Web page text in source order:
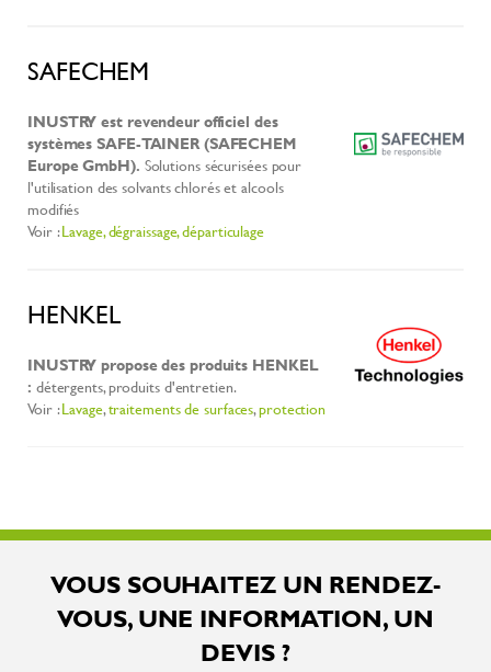
SAFECHEM
INUSTRY est revendeur officiel des
systèmes SAFE-TAINER (SAFECHEM
Europe GmbH). Solutions sécurisées pour
l'utilisation des solvants chlorés et alcools
modifiés
Voir :Lavage, dégraissage, départiculage
HENKEL
INUSTRY propose des produits HENKEL
: détergents, produits d'entretien.
Voir :Lavage,traitements de surfaces,protection
VOUS SOUHAITEZ UN RENDEZ-
VOUS, UNE INFORMATION, UN
DEVIS ?